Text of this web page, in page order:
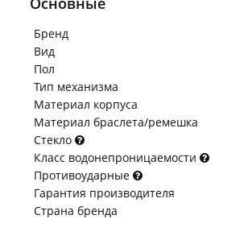
Бренд
Вид
Пол
Тип механизма
Материал корпуса
Материал браслета/ремешка
Стекло
Класс водонепроницаемости
Противоударные
Гарантия производителя
Страна бренда